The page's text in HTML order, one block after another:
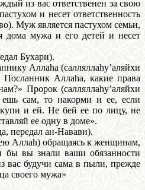
из вас ответственен за свою
и несет ответственность
Муж является пастухом семьи,
дома мужа и его детей и несет
Бухари).
Аллаhа (салляллаhу’аляйхи
Аллаhа, какие права
Пророк (салляллаhу’аляйхи
ешь сам, то накорми и ее, если
и ей. Не бей ее по лицу, не
ее одну в доме».
передал ан-Навави).
Аллаh) обращаясь к женщинам,
вы знали ваши обязанности
вас будучи сама в пыли, прежде
своего мужа»